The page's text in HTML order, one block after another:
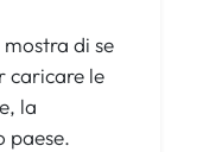
di se
caricare le
la
paese.